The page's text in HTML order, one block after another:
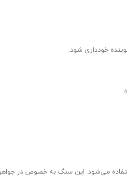
خودداری شود.
می‌شود. این سنگ به خصوص در